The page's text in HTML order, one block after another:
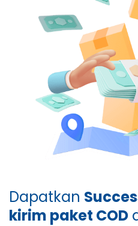
Dapatkan
kirim paket COD